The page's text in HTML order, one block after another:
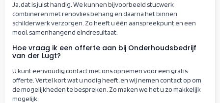
Ja, dat is juist handig. We kunnen bijvoorbeeld stucwerk
combineren met renovlies behang en daarna het binnen
schilderwerk verzorgen. Zo heeft u één aanspreekpunt en een
mooi, samenhangend eindresultaat.
Hoe vraag ik een offerte aan bij Onderhoudsbedrijf
van der Lugt?
U kunt eenvoudig contact met ons opnemen voor een gratis
offerte. Vertel kort wat u nodig heeft, en wij nemen contact op om
de mogelijkheden te bespreken. Zo maken we het u zo makkelijk
mogelijk.